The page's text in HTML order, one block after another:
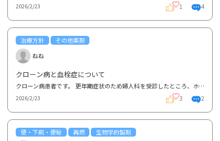
2026/2/23 1 4
治療方針
その他薬剤
ねね
クローン病と血栓症について
クローン病患者です。 更年期症状のため婦人科を受診したところ、ホルモン補充療法の対象になるような...
2026/2/23 3 2
便・下痢・便秘 再燃
生物学的製剤